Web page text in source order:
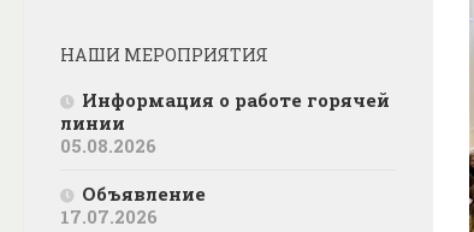
НАШИ МЕРОПРИЯТИЯ
Информация о работе горячей
линии
05.08.2026
Объявление
17.07.2026